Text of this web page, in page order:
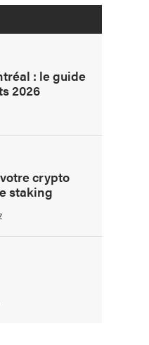
: le guide
2026
crypto
staking